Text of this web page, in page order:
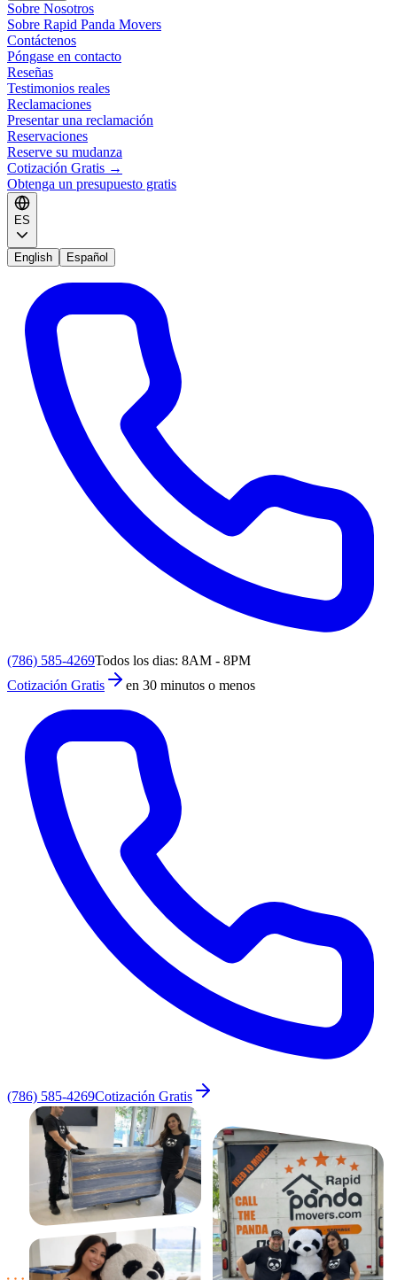
Sobre Nosotros
Sobre Rapid Panda Movers
Contáctenos
Póngase en contacto
Reseñas
Testimonios reales
Reclamaciones
Presentar una reclamación
Reservaciones
Reserve su mudanza
Cotización Gratis →
Obtenga un presupuesto gratis
ES
English Español
(786) 585-4269Todos los dias: 8AM - 8PM
Cotización Gratis
en 30 minutos o menos
(786) 585-4269Cotización Gratis